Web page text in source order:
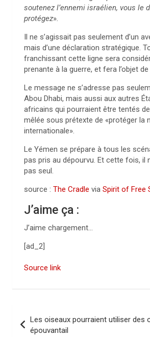
soutenez l’ennemi israélien, vous le
protégez».
Il ne s’agissait pas seulement d’un
mais d’une déclaration stratégique.
franchissant cette ligne sera
prenante à la guerre, et fera l’objet
Le message ne s’adresse pas
Abou Dhabi, mais aussi aux autres
africains qui pourraient être tentés
mêlée sous prétexte de «protéger la
internationale».
Le Yémen se prépare à tous les
pas pris au dépourvu. Et cette fois, il
pas seul.
source : The Cradle via Spirit of Free
J’aime ça :
J’aime chargement…
[ad_2]
Source link
Les oiseaux pourraient utiliser des
épouvantail